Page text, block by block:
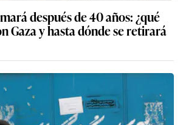
después de 40 años: ¿qué
Gaza y hasta dónde se retirará